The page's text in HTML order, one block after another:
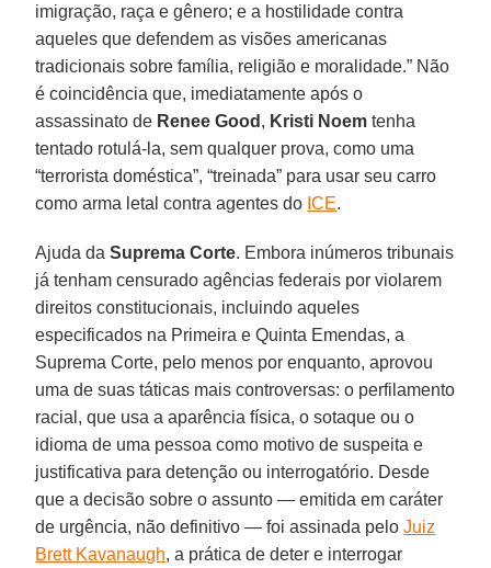
imigração, raça e gênero; e a hostilidade contra
aqueles que defendem as visões americanas
tradicionais sobre família, religião e moralidade.” Não
é coincidência que, imediatamente após o
assassinato de Renee Good , Kristi Noem tenha
tentado rotulá-la, sem qualquer prova, como uma
“terrorista doméstica”, “treinada” para usar seu carro
como arma letal contra agentes do ICE.
Ajuda daSuprema Corte. Embora inúmeros tribunais
já tenham censurado agências federais por violarem
direitos constitucionais, incluindo aqueles
especificados na Primeira e Quinta Emendas, a
Suprema Corte, pelo menos por enquanto, aprovou
uma de suas táticas mais controversas: o perfilamento
racial, que usa a aparência física, o sotaque ou o
idioma de uma pessoa como motivo de suspeita e
justificativa para detenção ou interrogatório. Desde
que a decisão sobre o assunto — emitida em caráter
de urgência, não definitivo — foi assinada peloJuiz
Brett Kavanaugh, a prática de deter e interrogar